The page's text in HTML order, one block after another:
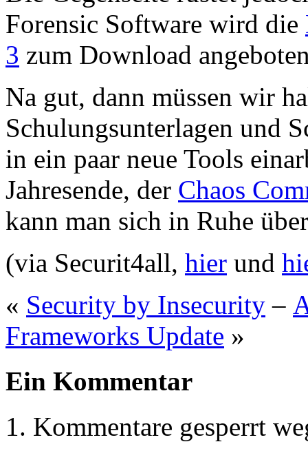
Forensic Software wird die
3 zum Download
Na gut, dann müssen wir
Schulungsunterlagen und
in ein paar neue Tools
Jahresende, der Chaos
kann man sich in Ruhe
(via Securit4all, hier und
« Security by Insecurity –
Frameworks Update »
Ein Kommentar
Kommentare gesperrt